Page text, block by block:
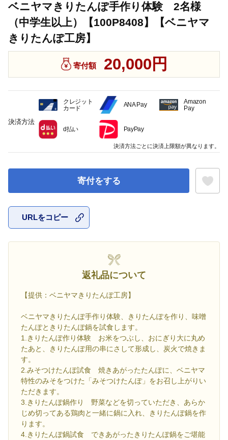
ベニヤマきりたんぽ手作り体験 2名様
（中学生以上）【100P8408】【ベニヤマ
きりたんぽ工房】
寄付額 20,000円
寄付をする
URLをコピー
返礼品について
【提供：ベニヤマきりたんぽ工房】
ベニヤマきりたんぽ手作り体験、きりたんぽを作り、味噌
たんぽときりたんぽ鍋を試食します。
1.きりたんぽ作り体験 お米をつぶし、おにぎり大に丸め
たあと、きりたんぽ用の串にさして形成し、炭火で焼きま
す。
2.みそつけたんぽ試食 焼きあがったたんぽに、ベニヤマ
特性のみそをつけた「みそつけたんぽ」をお召し上がりい
ただきます。
3.きりたんぽ鍋作り 野菜などを切っていただき、あらか
じめ切ってある鶏肉と一緒に鍋に入れ、きりたんぽ鍋を作
ります。
4.きりたんぽ鍋試食 できあがったきりたんぽ鍋をご堪能
決済方法
クレジット
カード
ANA Pay
Amazon
Pay
d払い PayPay
決済方法ごとに決済上限額が異なります。